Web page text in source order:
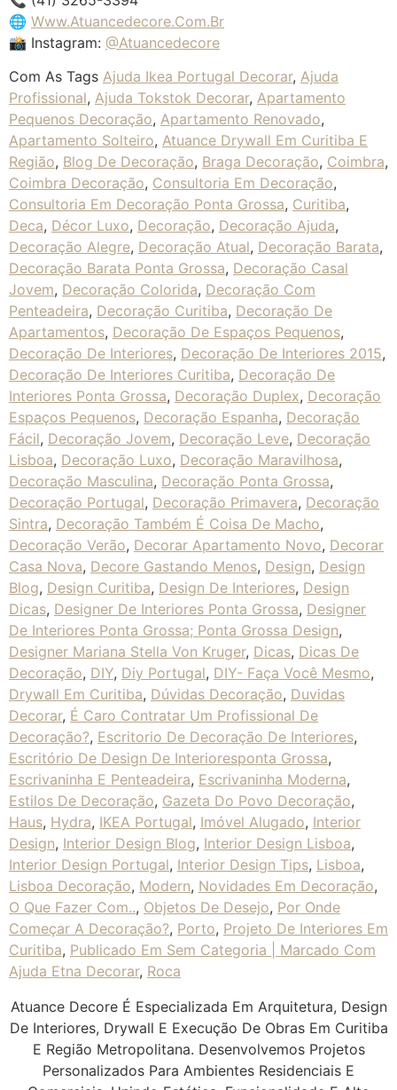
🌐 Www.atuancedecore.com.br
📸 Instagram: @atuancedecore
Com As Tags Ajuda Ikea Portugal Decorar, Ajuda
Profissional, Ajuda Tokstok Decorar, Apartamento
Pequenos Decoração, Apartamento Renovado,
Apartamento Solteiro, Atuance Drywall Em Curitiba E
Região, Blog De Decoração, Braga Decoração, Coimbra,
Coimbra Decoração, Consultoria Em Decoração,
Consultoria Em Decoração Ponta Grossa, Curitiba,
Deca, Décor Luxo, Decoração, Decoração Ajuda,
Decoração Alegre, Decoração Atual, Decoração Barata,
Decoração Barata Ponta Grossa, Decoração Casal
Jovem, Decoração Colorida, Decoração Com
Penteadeira, Decoração Curitiba, Decoração De
Apartamentos, Decoração De Espaços Pequenos,
Decoração De Interiores, Decoração De Interiores 2015,
Decoração De Interiores Curitiba, Decoração De
Interiores Ponta Grossa, Decoração Duplex, Decoração
Espaços Pequenos, Decoração Espanha, Decoração
Fácil, Decoração Jovem, Decoração Leve, Decoração
Lisboa, Decoração Luxo, Decoração Maravilhosa,
Decoração Masculina, Decoração Ponta Grossa,
Decoração Portugal, Decoração Primavera, Decoração
Sintra, Decoração Também É Coisa De Macho,
Decoração Verão, Decorar Apartamento Novo, Decorar
Casa Nova, Decore Gastando Menos, Design, Design
Blog, Design Curitiba, Design De Interiores, Design
Dicas, Designer De Interiores Ponta Grossa, Designer
De Interiores Ponta Grossa; Ponta Grossa Design,
Designer Mariana Stella Von Kruger, Dicas, Dicas De
Decoração, DIY, Diy Portugal, DIY- Faça Você Mesmo,
Drywall Em Curitiba, Dúvidas Decoração, Duvidas
Decorar, É Caro Contratar Um Profissional De
Decoração?, Escritorio De Decoração De Interiores,
Escritório De Design De Interioresponta Grossa,
Escrivaninha E Penteadeira, Escrivaninha Moderna,
Estilos De Decoração, Gazeta Do Povo Decoração,
Haus, Hydra, IKEA Portugal, Imóvel Alugado, Interior
Design, Interior Design Blog, Interior Design Lisboa,
Interior Design Portugal, Interior Design Tips, Lisboa,
Lisboa Decoração, Modern, Novidades Em Decoração,
O Que Fazer Com.., Objetos De Desejo, Por Onde
Começar A Decoração?, Porto, Projeto De Interiores Em
Curitiba, Publicado Em Sem Categoria | Marcado Com
Ajuda Etna Decorar, Roca
Atuance Decore É Especializada Em Arquitetura, Design
De Interiores, Drywall E Execução De Obras Em Curitiba
E Região Metropolitana. Desenvolvemos Projetos
Personalizados Para Ambientes Residenciais E